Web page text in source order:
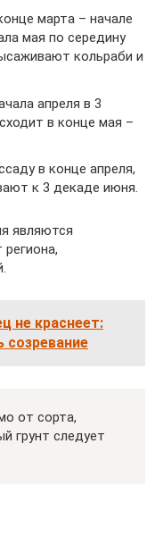
марта – начале
мая по середину
кольраби и
апреля в 3
в конце мая –
в конце апреля,
к 3 декаде июня.
являются
не краснеет:
созревание
от сорта,
грунт следует